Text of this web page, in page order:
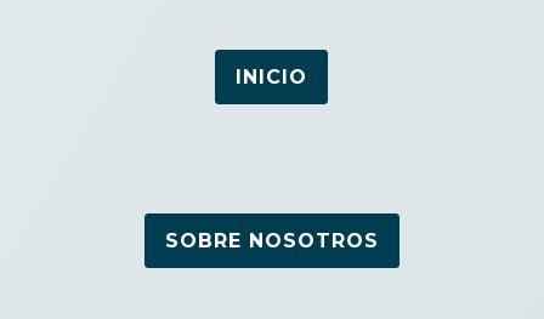
INICIO
SOBRE NOSOTROS